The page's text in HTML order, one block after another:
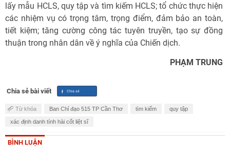
lấy mẫu HCLS, quy tập và tìm kiếm HCLS; tổ chức thực hiện
các nhiệm vụ có trọng tâm, trọng điểm, đảm bảo an toàn,
tiết kiệm; tăng cường công tác tuyên truyền, tạo sự đồng
thuận trong nhân dân về ý nghĩa của Chiến dịch.
PHẠM TRUNG
Chia sẻ bài viết
Từ khóa Ban Chỉ đạo 515 TP Cần Thơ tìm kiếm quy tập
xác định danh tính hài cốt liệt sĩ
BÌNH LUẬN